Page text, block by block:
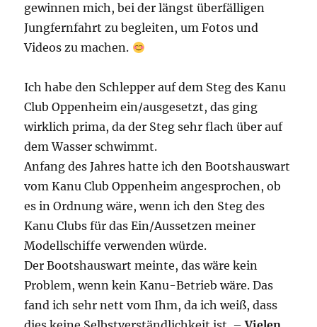
gewinnen mich, bei der längst überfälligen
Jungfernfahrt zu begleiten, um Fotos und
Videos zu machen.
Ich habe den Schlepper auf dem Steg des Kanu
Club Oppenheim ein/ausgesetzt, das ging
wirklich prima, da der Steg sehr flach über auf
dem Wasser schwimmt.
Anfang des Jahres hatte ich den Bootshauswart
vom Kanu Club Oppenheim angesprochen, ob
es in Ordnung wäre, wenn ich den Steg des
Kanu Clubs für das Ein/Aussetzen meiner
Modellschiffe verwenden würde.
Der Bootshauswart meinte, das wäre kein
Problem, wenn kein Kanu-Betrieb wäre. Das
fand ich sehr nett vom Ihm, da ich weiß, dass